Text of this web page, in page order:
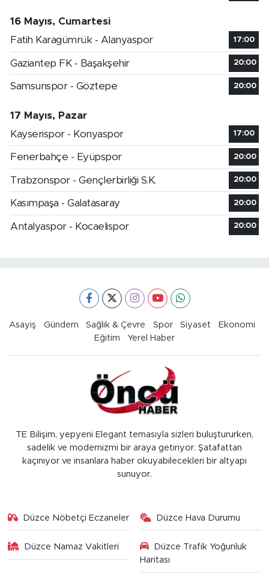
16 Mayıs, Cumartesi
Fatih Karagümrük - Alanyaspor
17:00
Gaziantep FK - Başakşehir 20:00
Samsunspor - Göztepe 20:00
17 Mayıs, Pazar
Kayserispor - Konyaspor
17:00
Fenerbahçe - Eyüpspor 20:00
Trabzonspor - Gençlerbirliği S.K. 20:00
Kasımpaşa - Galatasaray 20:00
Antalyaspor - Kocaelispor 20:00
Asayiş Gündem Sağlık & Çevre Spor Siyaset
Ekonomi
Eğitim
Yerel Haber
TE Bilişim, yepyeni Elegant temasıyla sizleri buluştururken,
sadelik ve modernizmi bir araya getiriyor. Şatafattan
kaçınıyor ve insanlara haber okuyabilecekleri bir altyapı
sunuyor.
Düzce Nöbetçi Eczaneler Düzce Hava Durumu
Düzce Namaz Vakitleri
Düzce Trafik Yoğunluk
Haritası